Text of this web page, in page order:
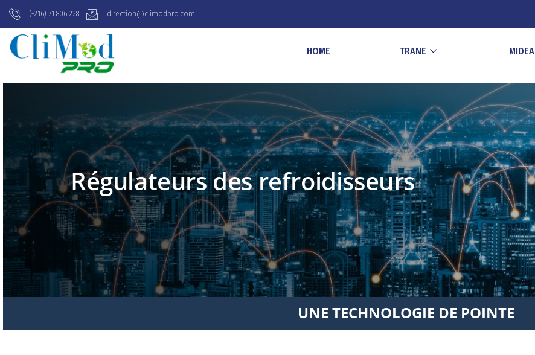
(+216) 71 806 228 direction@climodpro.com
HOME TRANE MIDEA
Régulateurs des refroidisseurs
UNE TECHNOLOGIE DE POINTE